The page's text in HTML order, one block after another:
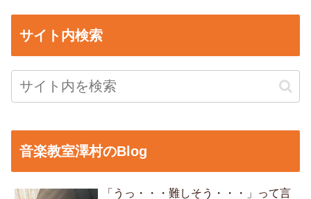
サイト内検索
音楽教室澤村のBlog
「うっ・・・難しそう・・・」って言